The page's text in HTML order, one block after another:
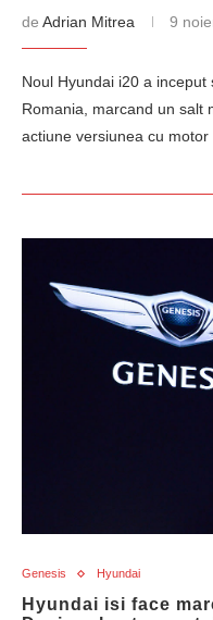
de Adrian Mitrea 9
Noul Hyundai i20 a
Romania, marcand un salt
actiune versiunea cu motor
Genesis Hyundai
Hyundai isi face